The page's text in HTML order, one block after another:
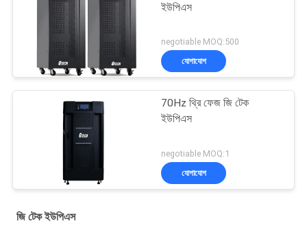
ইউপিএস
negotiable MOQ:500
যোগাযোগ
70Hz থ্রি ফেজ জি টেক
ইউপিএস
negotiable MOQ:1
যোগাযোগ
জি টেক ইউপিএস